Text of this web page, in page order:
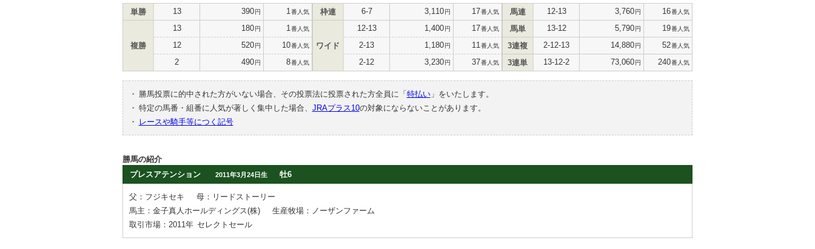
単勝 13 390円 1 番人気
複勝
13 180円 1 番人気
12 520円 10番人気
2 490円 8番人気
枠連 6-7 3,110円 17番人気
ワイド
12-13 1,400円 17番人気
2-13 1,180円 11 番人気
2-12 3,230円 37番人気
馬連 12-13 3,760円 16番人気
馬単 13-12 5,790円 19番人気
3連複 2-12-13 14,880円 52番人気
3連単 13-12-2 73,060円 240番人気
・ 勝馬投票に的中された方がいない場合、その投票法に投票された方全員に「 特払い」をいたします。
・ 特定の馬番・組番に人気が著しく集中した場合、 JRAプラス10の対象にならないことがあります。
・
レースや騎手等につく記号
勝馬の紹介
プレスアテンション
2011年3月24日生 牡6
父：フジキセキ
母：リードストーリー
馬主：金子真人ホールディングス(株)
生産牧場：ノーザンファーム
取引市場：2011年 セレクトセール